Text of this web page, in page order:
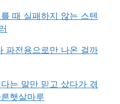
때 실패하지 않는 스텐
파전용으로만 나온 걸까
는 말만 믿고 샀다가 겪
햇살마루